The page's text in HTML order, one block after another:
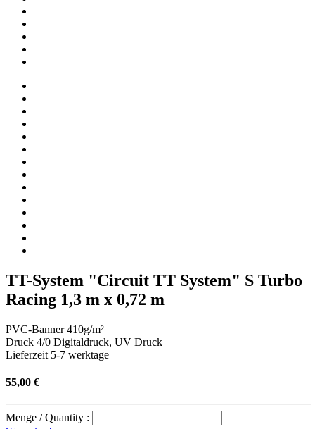
TT-System "Circuit TT System" S Turbo
Racing 1,3 m x 0,72 m
PVC-Banner 410g/m²
Druck 4/0 Digitaldruck, UV Druck
Lieferzeit 5-7 werktage
55,00 €
Menge / Quantity :